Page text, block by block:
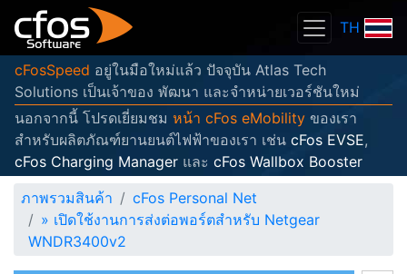
TH
cFosSpeed อยู่ในมือใหม่แล้ว ปัจจุบัน Atlas Tech
Solutions เป็นเจ้าของ พัฒนา และจำหน่ายเวอร์ชันใหม่
นอกจากนี้ โปรดเยี่ยมชม หน้า cFos eMobility ของเรา
สำหรับผลิตภัณฑ์ยานยนต์ไฟฟ้าของเรา เช่น cFos EVSE,
cFos Charging Manager และ cFos Wallbox Booster
ภาพรวมสินค้า
cFos Personal Net
» เปิดใช้งานการส่งต่อพอร์ตสำหรับ Netgear
WNDR3400v2